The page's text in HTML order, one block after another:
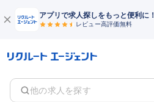
アプリで求人探しをもっと便利に！
レビュー高評価無料
他の求人を探す